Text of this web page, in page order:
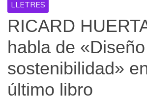
LLETRES
RICARD
habla de
sostenibilidad»
último libro